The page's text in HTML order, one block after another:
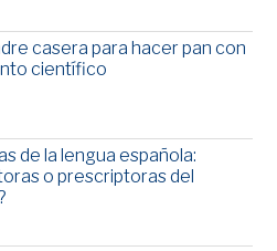
casera para hacer pan con
científico
de la lengua española:
o prescriptoras del